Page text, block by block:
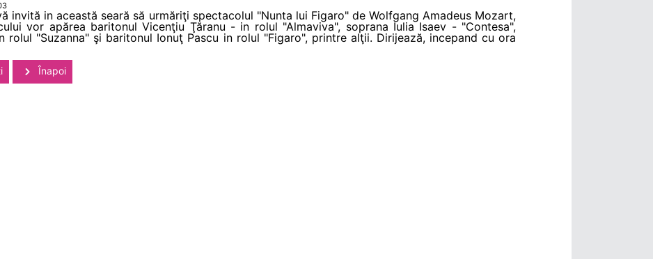
invită in această seară să urmăriţi spectacolul "Nunta lui Figaro" de Wolfgang Amadeus Mozart,
vor apărea baritonul Vicenţiu Ţăranu - in rolul "Almaviva", soprana Iulia Isaev - "Contesa",
rolul "Suzanna" şi baritonul Ionuţ Pascu in rolul "Figaro", printre alţii. Dirijează, incepand cu ora
Înapoi